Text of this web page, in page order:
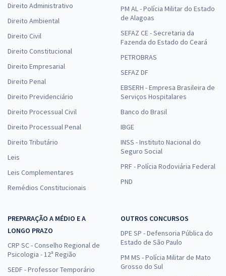
Direito Administrativo
Direito Ambiental
Direito Civil
Direito Constitucional
Direito Empresarial
Direito Penal
Direito Previdenciário
Direito Processual Civil
Direito Processual Penal
Direito Tributário
Leis
Leis Complementares
Remédios Constitucionais
PM AL - Polícia Militar do Estado
de Alagoas
SEFAZ CE - Secretaria da
Fazenda do Estado do Ceará
PETROBRAS
SEFAZ DF
EBSERH - Empresa Brasileira de
Serviços Hospitalares
Banco do Brasil
IBGE
INSS - Instituto Nacional do
Seguro Social
PRF - Polícia Rodoviária Federal
PND
PREPARAÇÃO A MÉDIO E A
LONGO PRAZO
CRP SC - Conselho Regional de
Psicologia - 12ª Região
SEDF - Professor Temporário
OUTROS CONCURSOS
DPE SP - Defensoria Pública do
Estado de São Paulo
PM MS - Polícia Militar de Mato
Grosso do Sul